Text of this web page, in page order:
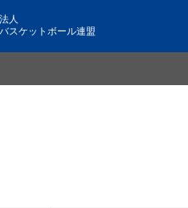
人
スケットボール連盟